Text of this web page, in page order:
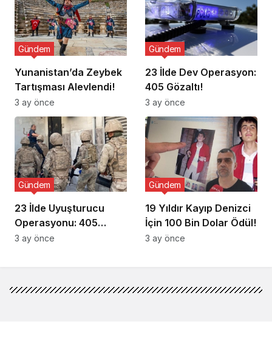
Yunanistan’da Zeybek
Tartışması Alevlendi!
Gündem
3 ay önce
23 İlde Dev Operasyon:
405 Gözaltı!
Gündem
3 ay önce
23 İlde Uyuşturucu
Operasyonu: 405
Gözaltı!
Gündem
3 ay önce
19 Yıldır Kayıp Denizci
İçin 100 Bin Dolar Ödül!
Gündem
3 ay önce